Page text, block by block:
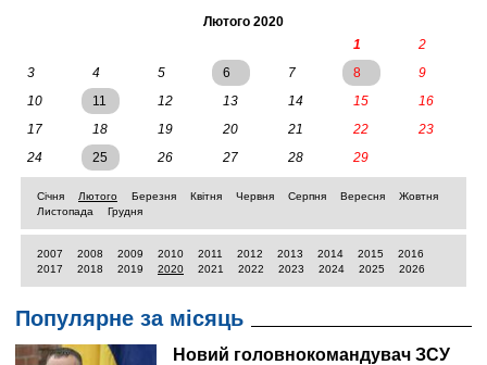
Лютого 2020
1
2
3
4 5 6 7 8
9
10
11 12 13 14 15
16
17
18 19 20 21 22
23
24
25 26 27 28 29
Січня Лютого Березня Квітня Червня Серпня Вересня
Жовтня
Листопада
Грудня
2007 2008 2009 2010 2011 2012 2013 2014 2015
2016
2017
2018 2019 2020 2021 2022 2023 2024 2025 2026
Популярне за місяць
Новий головнокомандувач ЗСУ